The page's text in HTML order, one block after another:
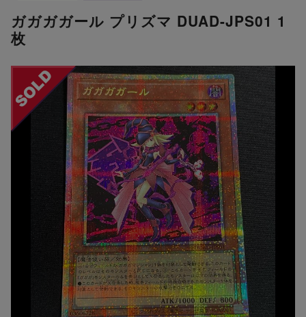
ガガガガール プリズマ DUAD-JPS01 1
枚